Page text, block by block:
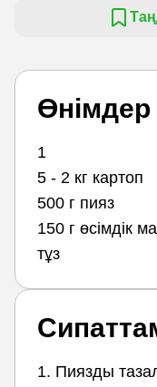
Өнімдер
1
5 - 2 кг картоп
500 г пияз
150 г өсімдік
тұз
1. Пиязды